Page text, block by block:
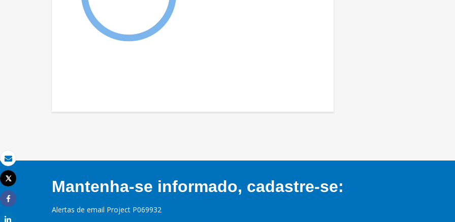
Email
Imprimir
Tweet
Share
Mantenha-se informado, cadastre-se:
Alertas de email Project P069932